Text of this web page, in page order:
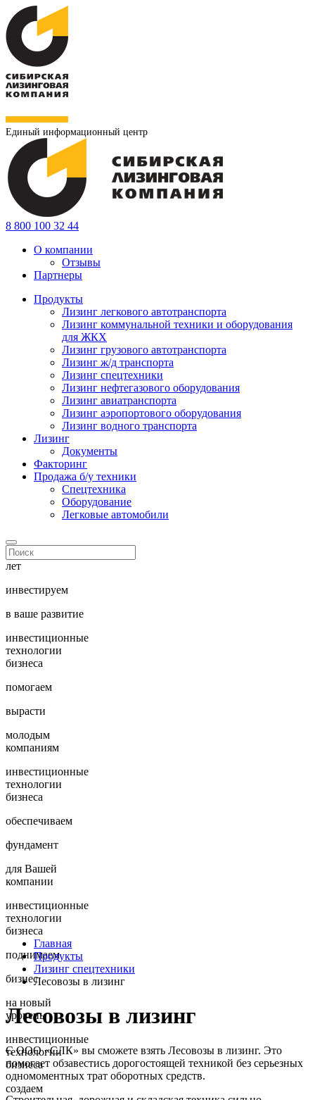
Единый информационный центр
8 800 100 32 44
О компании
Отзывы
Партнеры
Продукты
Лизинг легкового автотранспорта
Лизинг коммунальной техники и оборудования
для ЖКХ
Лизинг грузового автотранспорта
Лизинг ж/д транспорта
Лизинг спецтехники
Лизинг нефтегазового оборудования
Лизинг авиатранспорта
Лизинг аэропортового оборудования
Лизинг водного транспорта
Лизинг
Документы
Факторинг
Продажа б/у техники
Спецтехника
Оборудование
Легковые автомобили
лет
инвестируем
в ваше развитие
инвестиционные
технологии
бизнеса
помогаем
вырасти
молодым
компаниям
инвестиционные
технологии
бизнеса
обеспечиваем
фундамент
для Вашей
компании
инвестиционные
технологии
бизнеса
поднимаем
бизнес
на новый
уровень
инвестиционные
технологии
бизнеса
создаем
Главная
Продукты
Лизинг спецтехники
Лесовозы в лизинг
Лесовозы в лизинг
С ООО «СЛК» вы сможете взять Лесовозы в лизинг. Это
помогает обзавестись дорогостоящей техникой без серьезных
одномоментных трат оборотных средств.